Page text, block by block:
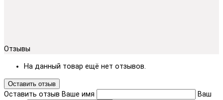
Отзывы
На данный товар ещё нет отзывов.
Оставить отзыв
Оставить отзыв Ваше имя Ваш